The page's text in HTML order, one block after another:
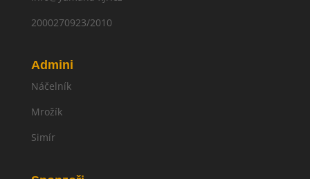
2000270923/2010
Admini
Náčelník
Mrožík
Simír